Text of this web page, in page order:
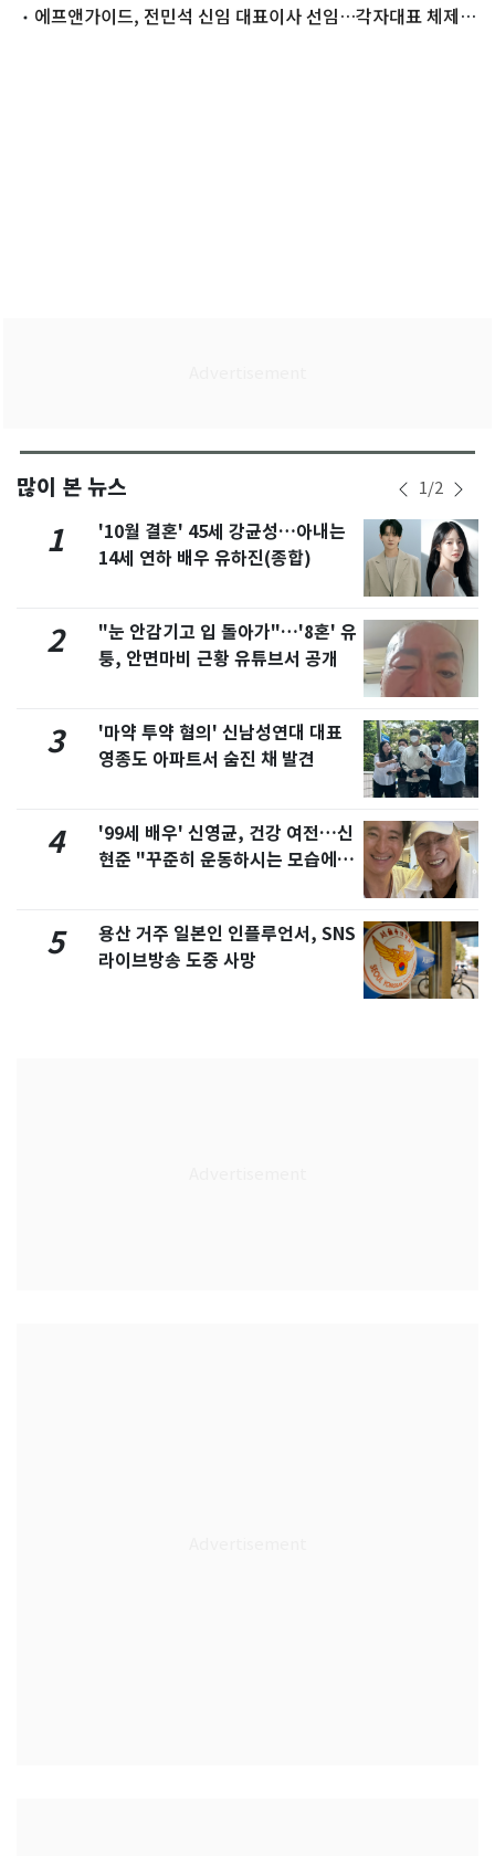
에프앤가이드, 전민석 신임 대표이사 선임…각자대표 체제
많이 본 뉴스 1/2
1
'10월 결혼' 45세 강균성…아내는
14세 연하 배우 유하진(종합)
2
"눈 안감기고 입 돌아가"…'8혼' 유
퉁, 안면마비 근황 유튜브서 공개
3
'마약 투약 혐의' 신남성연대 대표
영종도 아파트서 숨진 채 발견
4
'99세 배우' 신영균, 건강 여전…신
현준 "꾸준히 운동하시는 모습에 큰
5
용산 거주 일본인 인플루언서, SNS
라이브방송 도중 사망